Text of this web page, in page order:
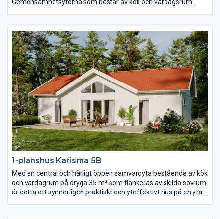
Gemensamhetsytorna som består av kök och vardagsrum
från gavelspetsarna i båda ändar. Det separerade
föräldrasovrummet har lyxigt fått ett eget badrum och i andra
ändan av huset hittar du ytterligare två sovrum, allrum och wc.
1-planshus Karisma 5B
Med en central och härligt öppen samvaroyta bestående av kök
och vardagrum på dryga 35 m² som flankeras av skilda sovrum
är detta ett synnerligen praktiskt och yteffektivt hus på en yta